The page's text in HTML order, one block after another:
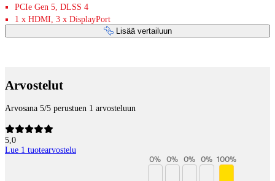
PCIe Gen 5, DLSS 4
1 x HDMI, 3 x DisplayPort
Lisää vertailuun
Arvostelut
Arvosana 5/5 perustuen 1 arvosteluun
5,0
Lue 1 tuotearvostelu
0% 0% 0% 0% 100%